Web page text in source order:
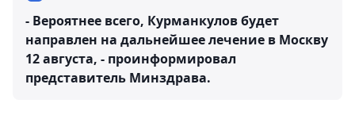
- Вероятнее всего, Курманкулов будет
направлен на дальнейшее лечение в Москву
12 августа, - проинформировал
представитель Минздрава.